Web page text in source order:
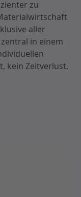
zu
aller
in einem
kein Zeitverlust,